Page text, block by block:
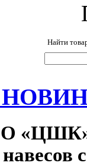
Найти
«ЦШК»